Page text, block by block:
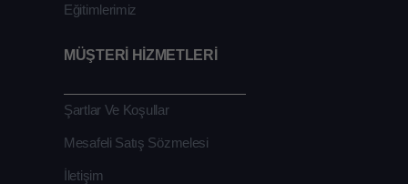
Eğitimlerimiz
MÜŞTERİ HİZMETLERİ
Şartlar Ve Koşullar
Mesafeli Satış Sözmelesi
İletişim